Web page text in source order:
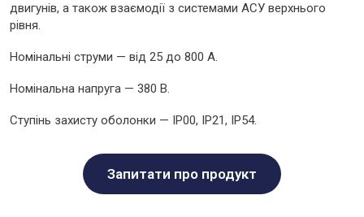
двигунів, а також взаємодії з системами АСУ верхнього
рівня.
Номінальні струми — від 25 до 800 А.
Номінальна напруга — 380 В.
Ступінь захисту оболонки — IP00, IP21, IP54.
Запитати про продукт